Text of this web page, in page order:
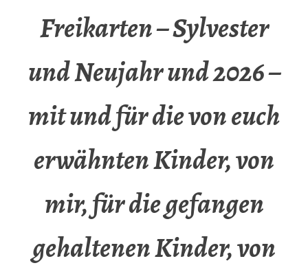
Freikarten – Sylvester
und Neujahr und 2026 –
mit und für die von euch
erwähnten Kinder, von
mir, für die gefangen
gehaltenen Kinder, von